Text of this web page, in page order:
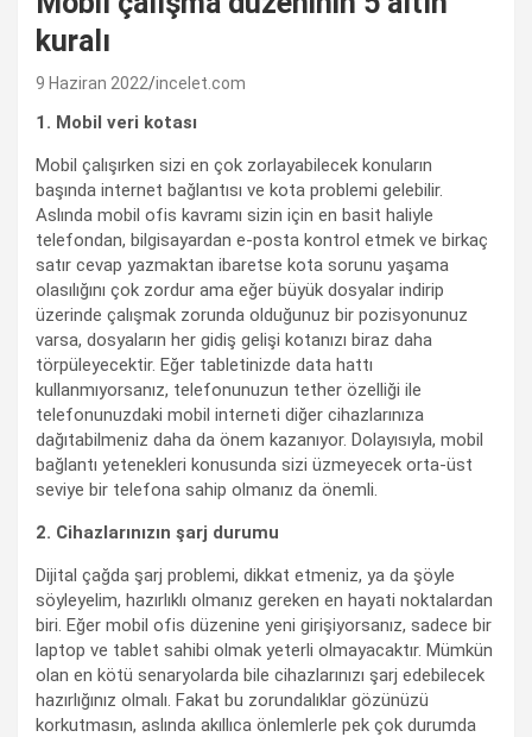
kuralı
9 Haziran 2022 incelet.com
1. Mobil veri kotası
Mobil çalışırken sizi en çok zorlayabilecek konuların
başında internet bağlantısı ve kota problemi gelebilir.
Aslında mobil ofis kavramı sizin için en basit haliyle
telefondan, bilgisayardan e-posta kontrol etmek ve birkaç
satır cevap yazmaktan ibaretse kota sorunu yaşama
olasılığını çok zordur ama eğer büyük dosyalar indirip
üzerinde çalışmak zorunda olduğunuz bir pozisyonunuz
varsa, dosyaların her gidiş gelişi kotanızı biraz daha
törpüleyecektir. Eğer tabletinizde data hattı
kullanmıyorsanız, telefonunuzun tether özelliği ile
telefonunuzdaki mobil interneti diğer cihazlarınıza
dağıtabilmeniz daha da önem kazanıyor. Dolayısıyla, mobil
bağlantı yetenekleri konusunda sizi üzmeyecek orta-üst
seviye bir telefona sahip olmanız da önemli.
2. Cihazlarınızın şarj durumu
Dijital çağda şarj problemi, dikkat etmeniz, ya da şöyle
söyleyelim, hazırlıklı olmanız gereken en hayati noktalardan
biri. Eğer mobil ofis düzenine yeni girişiyorsanız, sadece bir
laptop ve tablet sahibi olmak yeterli olmayacaktır. Mümkün
olan en kötü senaryolarda bile cihazlarınızı şarj edebilecek
hazırlığınız olmalı. Fakat bu zorundalıklar gözünüzü
korkutmasın, aslında akıllıca önlemlerle pek çok durumda